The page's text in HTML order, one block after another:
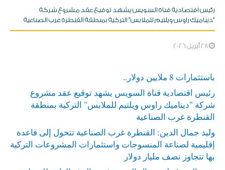
رئيس اقتصادية قناة السويس يشهد توقيع عقد مشروع شركة
"ديناميك راوس ويلتيم للملابس" التركية بمنطقة القنطرة غرب الصناعية
باستثمارات 8 ملايين دولار..
رئيس اقتصادية قناة السويس يشهد توقيع عقد مشروع
شركة "ديناميك راوس ويلتيم للملابس" التركية بمنطقة
القنطرة غرب الصناعية
وليد جمال الدين: القنطرة غرب الصناعية تتحول إلى قاعدة
إقليمية لصناعة المنسوجات واستثمارات المشروعات التركية
بها تتجاوز نصف مليار دولار